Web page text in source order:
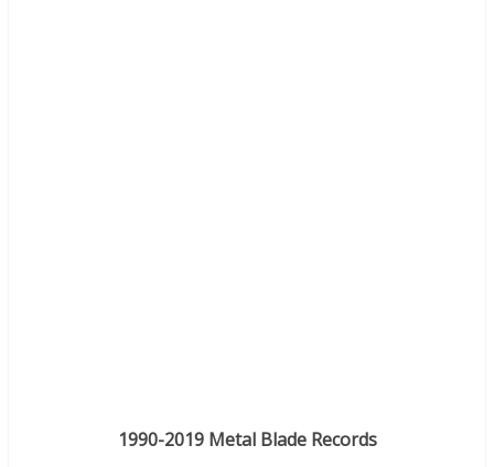
1990-2019 Metal Blade Records